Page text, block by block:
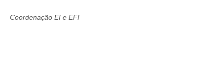
Coordenação EI e EFI